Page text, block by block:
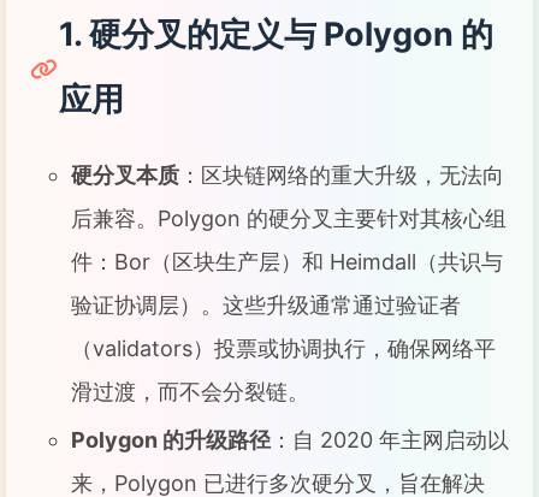
1. 硬分叉的定义与 Polygon 的
应用
硬分叉本质 ：区块链网络的重大升级，无法向
后兼容。Polygon 的硬分叉主要针对其核心组
件：Bor（区块生产层）和 Heimdall（共识与
验证协调层）。这些升级通常通过验证者
（validators）投票或协调执行，确保网络平
滑过渡，而不会分裂链。
Polygon 的升级路径 ：自 2020 年主网启动以
来，Polygon 已进行多次硬分叉，旨在解决